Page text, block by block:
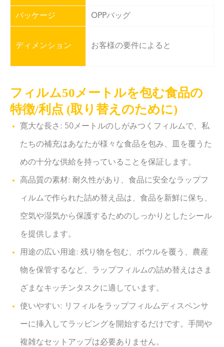
パッケージ OPPバッグ
ディメンション お客様の要件によると
フィルム50メートルを包む食品の
特徴/利点 (取り替えのために)
寛大な長さ: 50メートルのしがみつくフィルムで、私
たちの補充はあなたが様々な食品を包み、皿を覆うた
めの十分な供給を持っていることを保証します。
高品質の素材: 耐久性があり、食品に安全なラップフ
ィルムで作られた詰め替え品は、食品を新鮮に保ち、
空気や湿気から保護するためのしっかりとしたシール
を提供します。
用途の広い用途: 残り物を包む、ボウルを覆う、農産
物を保管するなど、ラップフィルムの詰め替えはさま
ざまなキッチンタスクに適しています。
使いやすい: リフィルをラップフィルムディスペンサ
ーに挿入してラッピングを開始するだけです。手間や
複雑なセットアップは必要ありません。